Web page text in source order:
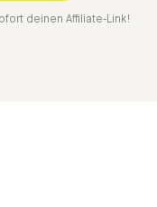
deinen Affiliate-Link!